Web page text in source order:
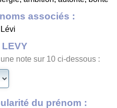
associés :
Lévi
note sur 10 ci-dessous :
du prénom :